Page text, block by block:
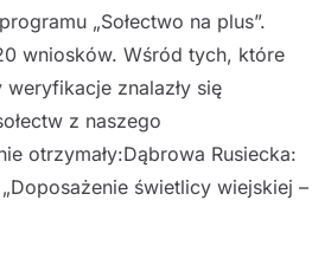
„Sołectwo na plus”.
wniosków. Wśród tych, które
znalazły się
z naszego
otrzymały:Dąbrowa Rusiecka:
świetlicy wiejskiej –